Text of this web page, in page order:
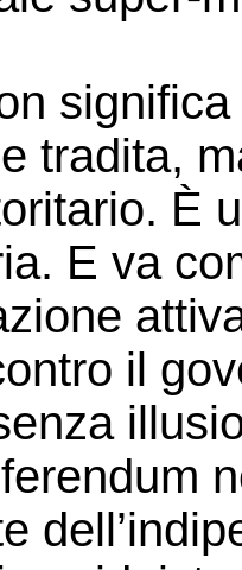
tradita,
È
E va
il